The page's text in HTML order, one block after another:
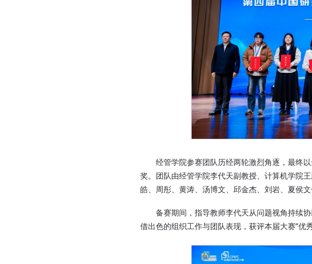
经管学院参赛团队历经两轮激烈角逐，最终以
奖。团队由经管学院李代天副教授、计算机学院
皓、周彤、黄涛、汤博文、邱金杰、刘岩、夏侯
备赛期间，指导教师李代天从问题视角持续协
借出色的组织工作与团队表现，获评本届大赛“优秀